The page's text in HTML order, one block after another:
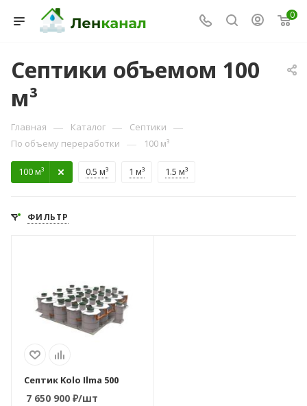
0
Септики объемом 100
м³
Главная — Каталог — Септики —
По объему переработки — 100 м³
0.5 м³ 1 м³ 1.5 м³
100 м³
ФИЛЬТР
Объем переработки,
м3/сутки
Пиковый сброс, л
Способ отвода
очищенной воды
Септик Kolo Ilma 500
7 650 900 ₽/шт
Консультант Ленканал
Онлайн — отвечаем моментально